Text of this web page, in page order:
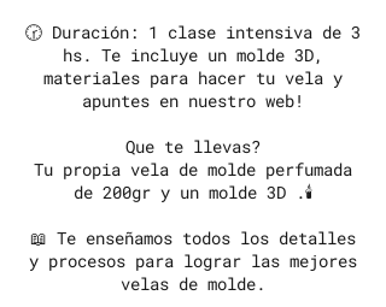
🕝 Duración: 1 clase intensiva de 3
hs. Te incluye un molde 3D,
materiales para hacer tu vela y
apuntes en nuestro web!
Que te llevas?
Tu propia vela de molde perfumada
de 200gr y un molde 3D .🕯
📖 Te enseñamos todos los detalles
y procesos para lograr las mejores
velas de molde.